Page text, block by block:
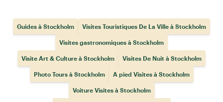
Guides à Stockholm Visites Touristiques De La Ville à Stockholm
Visites gastronomiques à Stockholm
Visite Art & Culture à Stockholm Visites De Nuit à Stockholm
Photo Tours à Stockholm A pied Visites à Stockholm
Voiture Visites à Stockholm